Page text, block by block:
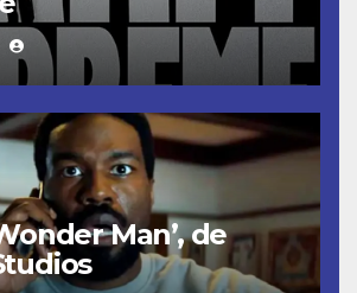
Man’, de